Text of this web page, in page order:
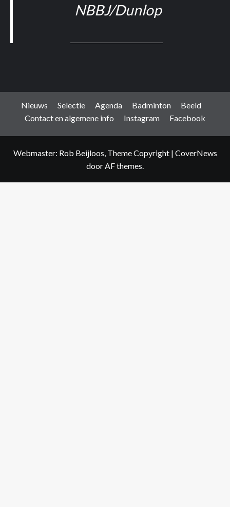
NBBJ/Dunlop
Nieuws Selectie Agenda Badminton
Beeld
Contact en algemene info
Instagram Facebook
Webmaster: Rob Beijloos, Theme Copyright | CoverNews
door AF themes.